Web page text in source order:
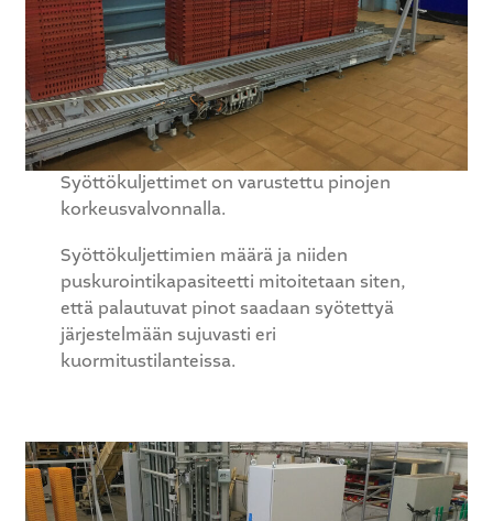
Syöttökuljettimet on varustettu pinojen
korkeusvalvonnalla.
Syöttökuljettimien määrä ja niiden
puskurointikapasiteetti mitoitetaan siten,
että palautuvat pinot saadaan syötettyä
järjestelmään sujuvasti eri
kuormitustilanteissa.